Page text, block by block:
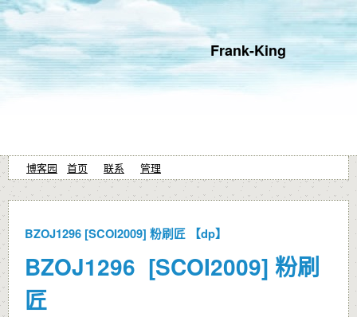
Frank-King
博客园 首页 联系 管理
BZOJ1296 [SCOI2009] 粉刷匠 【dp】
BZOJ1296 [SCOI2009] 粉刷
匠